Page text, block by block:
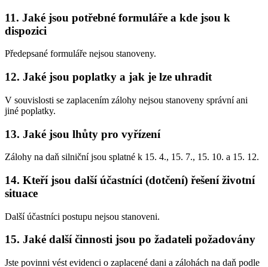
11. Jaké jsou potřebné formuláře a kde jsou k
dispozici
Předepsané formuláře nejsou stanoveny.
12. Jaké jsou poplatky a jak je lze uhradit
V souvislosti se zaplacením zálohy nejsou stanoveny správní ani
jiné poplatky.
13. Jaké jsou lhůty pro vyřízení
Zálohy na daň silniční jsou splatné k 15. 4., 15. 7., 15. 10. a 15. 12.
14. Kteří jsou další účastníci (dotčení) řešení životní
situace
Další účastníci postupu nejsou stanoveni.
15. Jaké další činnosti jsou po žadateli požadovány
Jste povinni vést evidenci o zaplacené dani a zálohách na daň podle